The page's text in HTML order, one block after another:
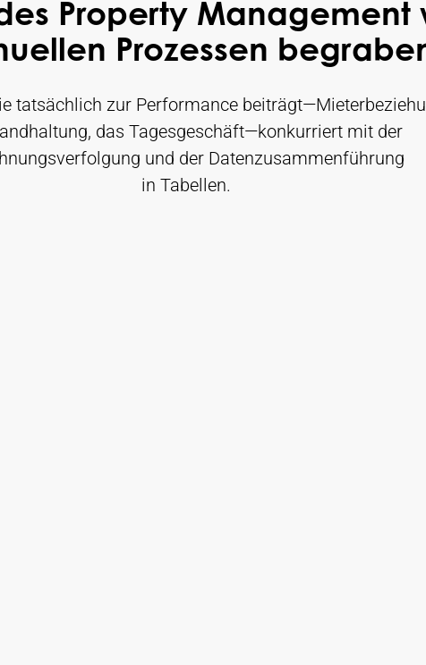
Property Management
Prozessen
tatsächlich zur Performance
das Tagesgeschäft—konkurriert mit der
und der Datenzusammenführung
in Tabellen.